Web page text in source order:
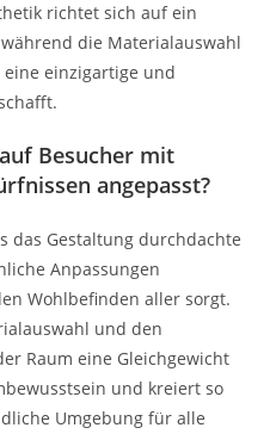
richtet sich auf ein
die Materialauswahl
einzigartige und
Besucher mit
angepasst?
das Gestaltung durchdachte
Anpassungen
Wohlbefinden aller sorgt.
und den
Raum eine Gleichgewicht
und kreiert so
Umgebung für alle